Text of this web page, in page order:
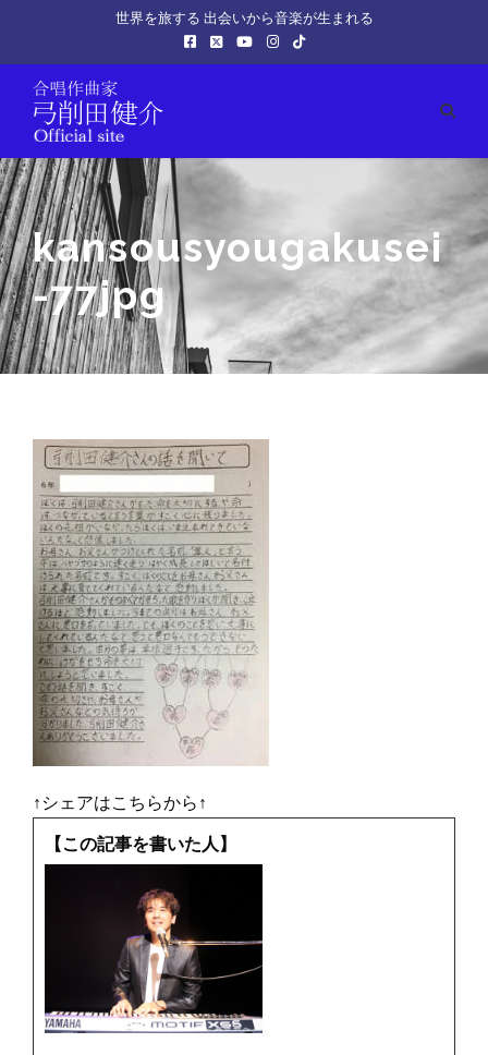
世界を旅する 出会いから音楽が生まれる
kansousyougakusei
-77jpg
↑シェアはこちらから↑
【この記事を書いた人】